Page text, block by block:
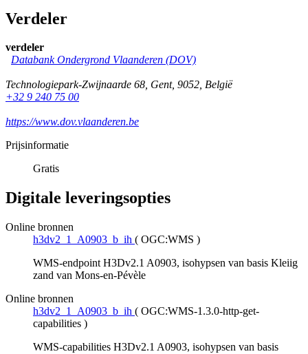
Verdeler
verdeler
Databank Ondergrond Vlaanderen (DOV)
Technologiepark-Zwijnaarde 68, Gent, 9052, België
+32 9 240 75 00
https://www.dov.vlaanderen.be
Prijsinformatie
Gratis
Digitale leveringsopties
Online bronnen
h3dv2_1_A0903_b_ih ( OGC:WMS )
WMS-endpoint H3Dv2.1 A0903, isohypsen van basis Kleiig
zand van Mons-en-Pévèle
Online bronnen
h3dv2_1_A0903_b_ih ( OGC:WMS-1.3.0-http-get-
capabilities )
WMS-capabilities H3Dv2.1 A0903, isohypsen van basis